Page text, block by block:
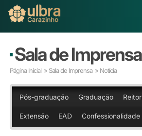
Buscar
Já sou Aluno
Matricule-se
Educação Básica
Graduação
Sala de Imprensa
Página Inicial » Sala de Imprensa » Notícia
Pós-graduação Graduação
Extensão EAD Confessionalidade